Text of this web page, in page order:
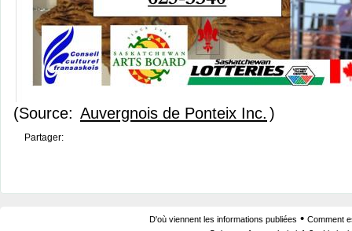
(Source: Auvergnois de Ponteix Inc. )
Partager:
D'où viennent les informations publiées • Comment